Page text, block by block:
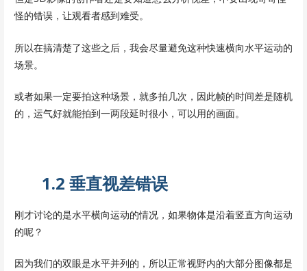
怪的错误，让观看者感到难受。
所以在搞清楚了这些之后，我会尽量避免这种快速横向水平运动的
场景。
或者如果一定要拍这种场景，就多拍几次，因此帧的时间差是随机
的，运气好就能拍到一两段延时很小，可以用的画面。
1.2 垂直视差错误
刚才讨论的是水平横向运动的情况，如果物体是沿着竖直方向运动
的呢？
因为我们的双眼是水平并列的，所以正常视野内的大部分图像都是